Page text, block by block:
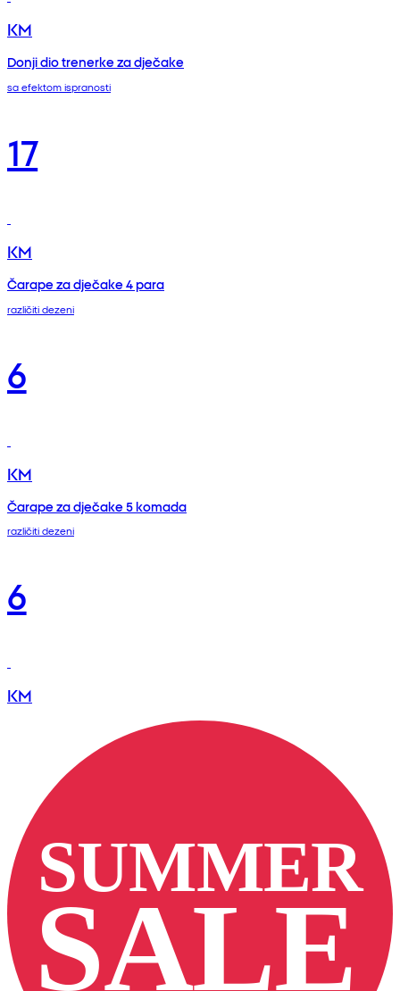
KM
Donji dio trenerke za dječake
sa efektom ispranosti
17
KM
Čarape za dječake 4 para
različiti dezeni
6
KM
Čarape za dječake 5 komada
različiti dezeni
6
KM